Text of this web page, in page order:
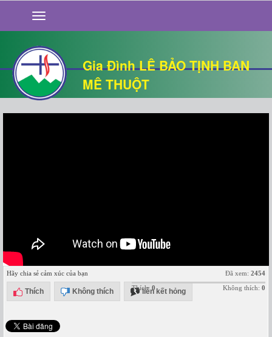
Gia Đình LÊ BẢO TỊNH BAN
MÊ THUỘT
GIỚI THIỆU
TIN TỨC
SỐNG ĐẠO
CHUYỆN NHÀ
QUÁN VĂN
Hãy chia sẻ cảm xúc của bạn
Thích Không thích liên kết hỏng
Đã xem: 2454
Thích: 0 Không thích: 0